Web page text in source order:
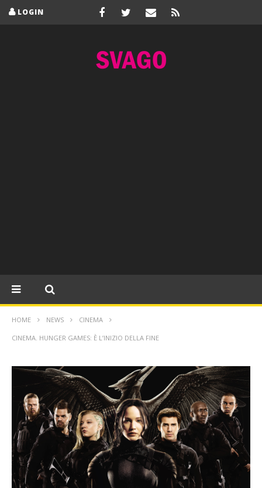
LOGIN
HOME NEWS CINEMA
CINEMA. HUNGER GAMES: È L’INIZIO DELLA FINE